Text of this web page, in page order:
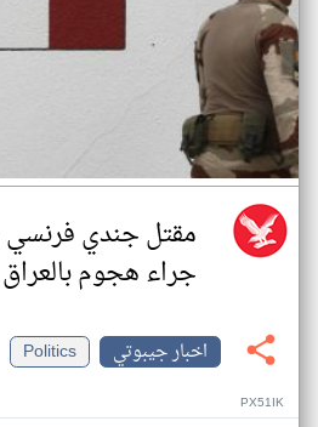
جراء هجوم بالعراق
اخبار جيبوتي
Politics
PX51IK